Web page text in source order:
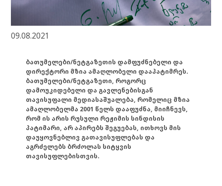
09.08.2021
ბათუმელები/ნეტგაზეთის დამფუძნებელი და
დირექტორი მზია ამაღლობელი დააპატიმრეს.
ბათუმელები/ნეტგაზეთი, როგორც
დამოუკიდებელი და გავლენებისგან
თავისუფალი მედიასაშუალება, რომელიც მზია
ამაღლობელმა 2001 წელს დააფუძნა, მიიჩნევს,
რომ ის არის რუსული რეჟიმის სინდისის
პატიმარი, არ აპირებს შეგუებას, ითხოვს მის
დაუყოვნებლივ გათავისუფლებას და
აგრძელებს ბრძოლას სიტყვის
თავისუფლებისთვის.